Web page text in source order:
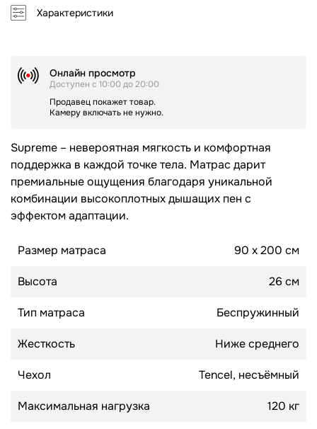
Характеристики
Онлайн просмотр
Доступен с 10:00 до 20:00
Продавец покажет товар.
Камеру включать не нужно.
Supreme – невероятная мягкость и комфортная
поддержка в каждой точке тела. Матрас дарит
премиальные ощущения благодаря уникальной
комбинации высокоплотных дышащих пен с
эффектом адаптации.
Размер матраса 90 х 200 см
Высота 26 см
Тип матраса Беспружинный
Жесткость Ниже среднего
Чехол Tencel, несъёмный
Максимальная нагрузка 120 кг
Топперы для диванов
Комоды
Прикроватные тумбы
Туалетные столики
Товары для сна
Подушки